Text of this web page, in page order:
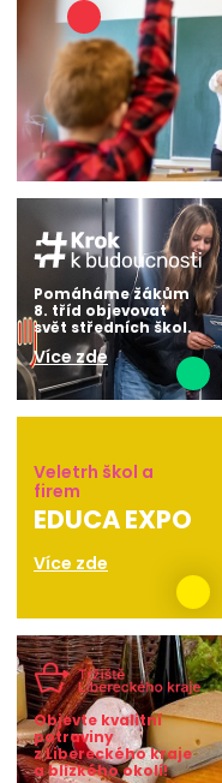
Pomáháme žákům
8. tříd objevovat
svět středních škol.
Více zde
Veletrh škol a
firem
EDUCA EXPO
Více zde
Objevte kvalitní
potraviny
z Libereckého kraje
a blízkého okolí!